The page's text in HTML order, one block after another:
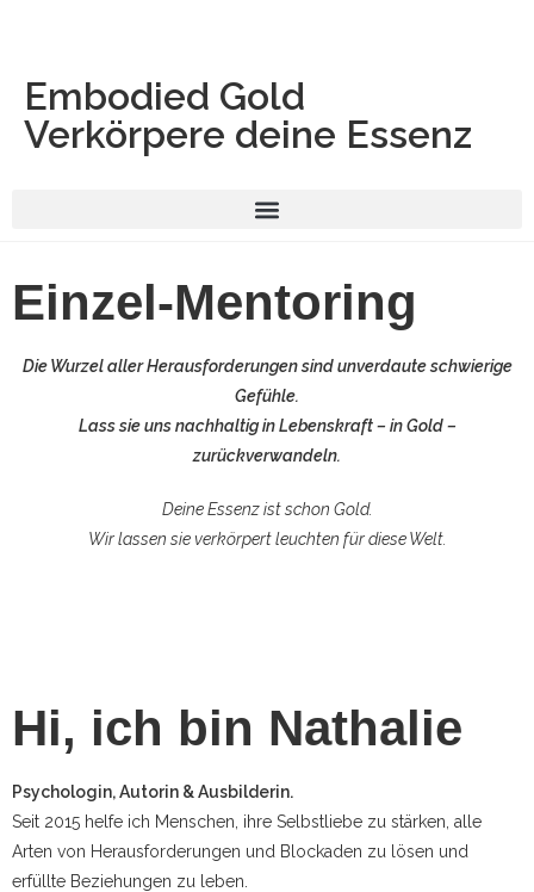
Embodied Gold
Verkörpere deine Essenz
Einzel-Mentoring
Die Wurzel aller Herausforderungen sind unverdaute schwierige
Gefühle.
Lass sie uns nachhaltig in Lebenskraft – in Gold –
zurückverwandeln.
Deine Essenz ist schon Gold.
Wir lassen sie verkörpert leuchten für diese Welt.
Hi, ich bin Nathalie
Psychologin, Autorin & Ausbilderin.
Seit 2015 helfe ich Menschen, ihre Selbstliebe zu stärken, alle
Arten von Herausforderungen und Blockaden zu lösen und
erfüllte Beziehungen zu leben.